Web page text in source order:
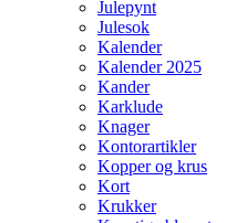
Julepynt
Julesok
Kalender
Kalender 2025
Kander
Karklude
Knager
Kontorartikler
Kopper og krus
Kort
Krukker